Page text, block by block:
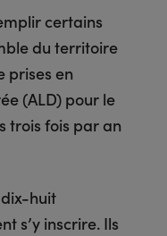
certains
du territoire
prises en
(ALD) pour le
trois fois par an
dix-huit
s’y inscrire. Ils